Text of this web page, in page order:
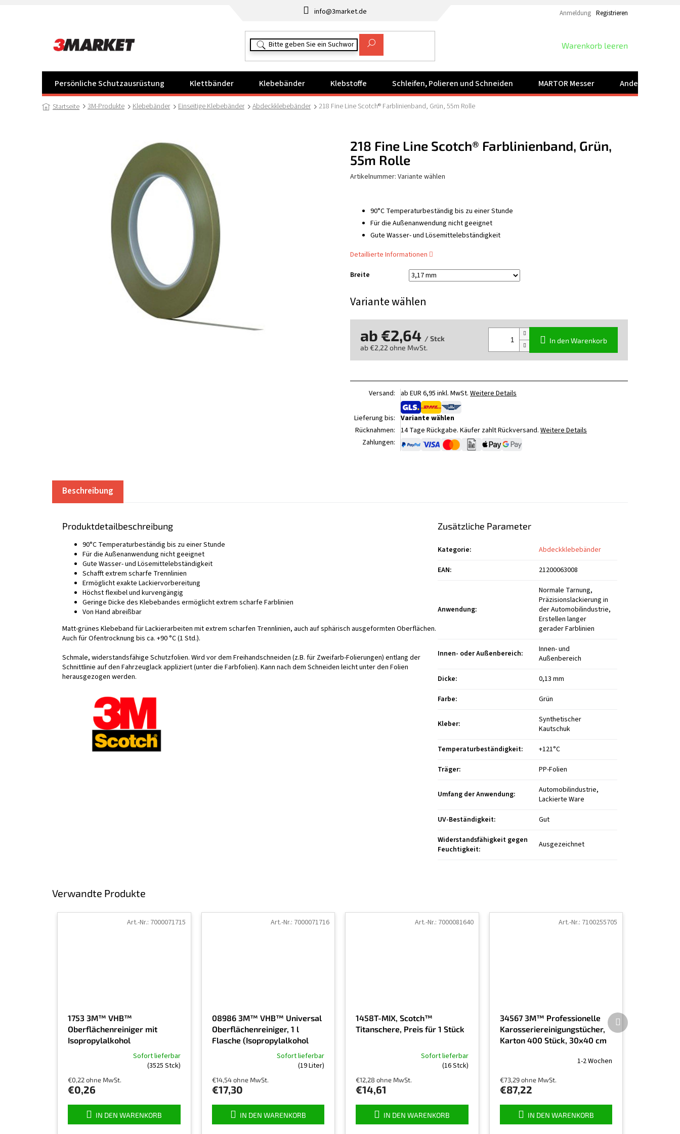
info@3market.de Anmeldung Registrieren
WARENKORB
Warenkorb leeren
Persönliche Schutzausrüstung Klettbänder Klebebänder Klebstoffe Schleifen, Polieren und Schneiden MARTOR Messer Andere Produkte
Startseite 3M-Produkte Klebebänder Einseitige Klebebänder Abdeckklebebänder 218 Fine Line Scotch® Farblinienband, Grün, 55m Rolle
Variante wählen
Breite
90°C Temperaturbeständig bis zu einer Stunde
Für die Außenanwendung nicht geeignet
Gute Wasser- und Lösemittelebständigkeit
Detaillierte Informationen
ab €2,64 / Stck
ab€2,22 ohne MwSt.
In den Warenkorb
218 Fine Line Scotch® Farblinienband, Grün,
55m Rolle
Artikelnummer: Variante wählen
Versand: ab EUR 6,95 inkl. MwSt. Weitere Details
Lieferung bis: Variante wählen
Rücknahmen: 14 Tage Rückgabe. Käufer zahlt Rückversand. Weitere Details
Zahlungen:
Verwandte Produkte
1753 3M™ VHB™
Oberflächenreiniger mit
Isopropylalkohol
Produktbewertung
ist
Sofort lieferbar
(3525 Stck)
€0,22 ohne MwSt.
€0,26
IN DEN WARENKORB
Art.-Nr.: 7000071715
08986 3M™ VHB™ Universal
Oberflächenreiniger, 1 l
Flasche (Isopropylalkohol
VHB Surface cleaner)
Produktbewertung
ist
Sofort lieferbar
(19 Liter)
€14,54 ohne MwSt.
€17,30
IN DEN WARENKORB
Art.-Nr.: 7000071716
1458T-MIX, Scotch™
Titanschere, Preis für 1 Stück
Produktbewertung
ist
Sofort lieferbar
(16 Stck)
€12,28 ohne MwSt.
€14,61
IN DEN WARENKORB
Art.-Nr.: 7000081640
34567 3M™ Professionelle
Karosseriereinigungstücher,
Karton 400 Stück, 30x40 cm
1-2 Wochen
€73,29 ohne MwSt.
€87,22
IN DEN WARENKORB
Art.-Nr.: 7100255705
Nächstes
Produkt
Beschreibung
Produktdetailbeschreibung
90°C Temperaturbeständig bis zu einer Stunde
Für die Außenanwendung nicht geeignet
Gute Wasser- und Lösemittelebständigkeit
Schafft extrem scharfe Trennlinien
Ermöglicht exakte Lackiervorbereitung
Höchst flexibel und kurvengängig
Geringe Dicke des Klebebandes ermöglicht extrem scharfe Farblinien
Von Hand abreißbar
Matt-grünes Klebeband für Lackierarbeiten mit extrem scharfen Trennlinien, auch auf sphärisch ausgeformten Oberflächen.
Auch für Ofentrocknung bis ca. +90 °C (1 Std.).
Schmale, widerstandsfähige Schutzfolien. Wird vor dem Freihandschneiden (z.B. für Zweifarb-Folierungen) entlang der
Schnittlinie auf den Fahrzeuglack appliziert (unter die Farbfolien). Kann nach dem Schneiden leicht unter den Folien
herausgezogen werden.
Zusätzliche Parameter
Kategorie:
Abdeckklebebänder
EAN: 21200063008
Anwendung:
Normale Tarnung,
Präzisionslackierung in
der Automobilindustrie,
Erstellen langer
gerader Farblinien
Innen- oder Außenbereich:
Innen- und
Außenbereich
Dicke:
0,13 mm
Farbe: Grün
Kleber:
Synthetischer
Kautschuk
Temperaturbeständigkeit:
+121°C
Träger: PP-Folien
Umfang der Anwendung:
Automobilindustrie,
Lackierte Ware
UV-Beständigkeit:
Gut
Widerstandsfähigkeit gegen
Feuchtigkeit: Ausgezeichnet